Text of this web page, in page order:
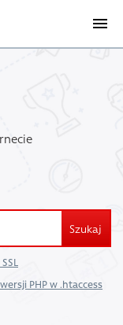
Szukaj
PHP w .htaccess